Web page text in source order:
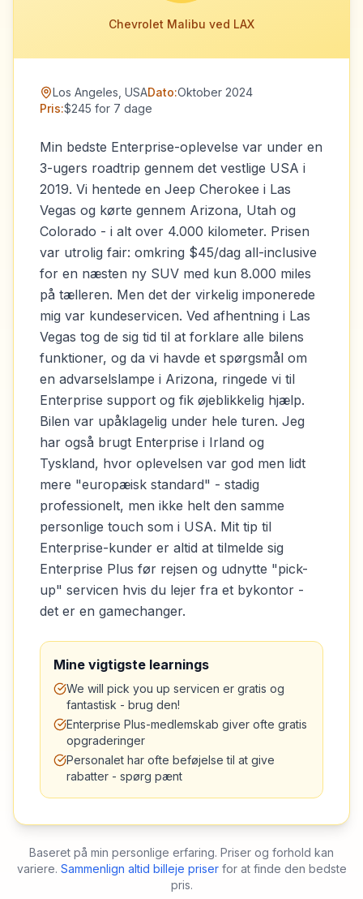
Chevrolet Malibu ved LAX
Los Angeles, USADato:Oktober 2024
Pris:$245 for 7 dage
Min bedste Enterprise-oplevelse var under en
3-ugers roadtrip gennem det vestlige USA i
2019. Vi hentede en Jeep Cherokee i Las
Vegas og kørte gennem Arizona, Utah og
Colorado - i alt over 4.000 kilometer. Prisen
var utrolig fair: omkring $45/dag all-inclusive
for en næsten ny SUV med kun 8.000 miles
på tælleren. Men det der virkelig imponerede
mig var kundeservicen. Ved afhentning i Las
Vegas tog de sig tid til at forklare alle bilens
funktioner, og da vi havde et spørgsmål om
en advarselslampe i Arizona, ringede vi til
Enterprise support og fik øjeblikkelig hjælp.
Bilen var upåklagelig under hele turen. Jeg
har også brugt Enterprise i Irland og
Tyskland, hvor oplevelsen var god men lidt
mere "europæisk standard" - stadig
professionelt, men ikke helt den samme
personlige touch som i USA. Mit tip til
Enterprise-kunder er altid at tilmelde sig
Enterprise Plus før rejsen og udnytte "pick-
up" servicen hvis du lejer fra et bykontor -
det er en gamechanger.
Mine vigtigste learnings
We will pick you up servicen er gratis og
fantastisk - brug den!
Enterprise Plus-medlemskab giver ofte gratis
opgraderinger
Personalet har ofte beføjelse til at give
rabatter - spørg pænt
Baseret på min personlige erfaring. Priser og forhold kan
variere. Sammenlign altid billeje priserfor at finde den bedste
pris.